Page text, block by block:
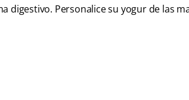
digestivo. Personalice su yogur de las